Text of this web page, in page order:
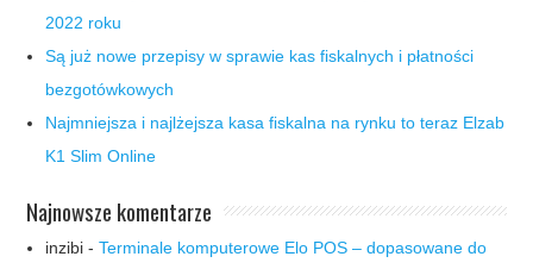
2022 roku
Są już nowe przepisy w sprawie kas fiskalnych i płatności
bezgotówkowych
Najmniejsza i najlżejsza kasa fiskalna na rynku to teraz Elzab
K1 Slim Online
Najnowsze komentarze
inzibi -Terminale komputerowe Elo POS – dopasowane do